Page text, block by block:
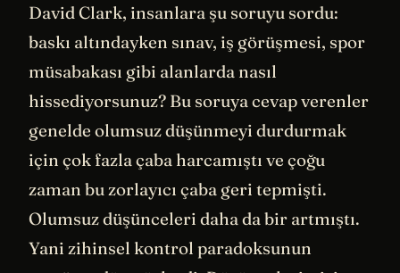
David Clark, insanlara şu soruyu sordu:
baskı altındayken sınav, iş görüşmesi, spor
müsabakası gibi alanlarda nasıl
hissediyorsunuz? Bu soruya cevap verenler
genelde olumsuz düşünmeyi durdurmak
için çok fazla çaba harcamıştı ve çoğu
zaman bu zorlayıcı çaba geri tepmişti.
Olumsuz düşünceleri daha da bir artmıştı.
Yani zihinsel kontrol paradoksunun